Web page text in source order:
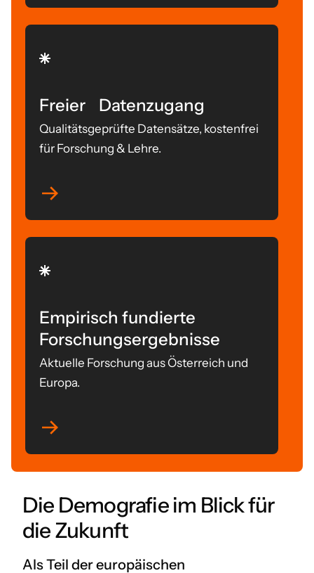
Freier Datenzugang
Qualitätsgeprüfte Datensätze, kostenfrei
für Forschung & Lehre.
Empirisch fundierte
Forschungsergebnisse
Aktuelle Forschung aus Österreich und
Europa.
Die Demografie im Blick für
die Zukunft
Als Teil der europäischen